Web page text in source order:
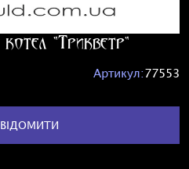
"Трикветр"
Артикул:77553